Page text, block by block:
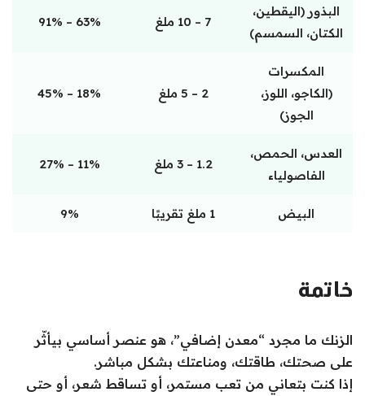
البذور (اليقطين،
الكتان، السمسم)
7 – 10 ملغ 63% – 91%
المكسرات
(الكاجو، اللوز،
الجوز)
2 – 5 ملغ 18% – 45%
العدس، الحمص،
الفاصولياء
1.2 – 3 ملغ 11% – 27%
البيض 1 ملغ تقريبًا 9%
خاتمة
الزنك ما مجرد “معدن إضافي”، هو عنصر أساسي بيأثّر
على صحتك، طاقتك، ومناعتك بشكل مباشر.
إذا كنت بتعاني من تعب مستمر، أو تساقط شعر، أو حتى